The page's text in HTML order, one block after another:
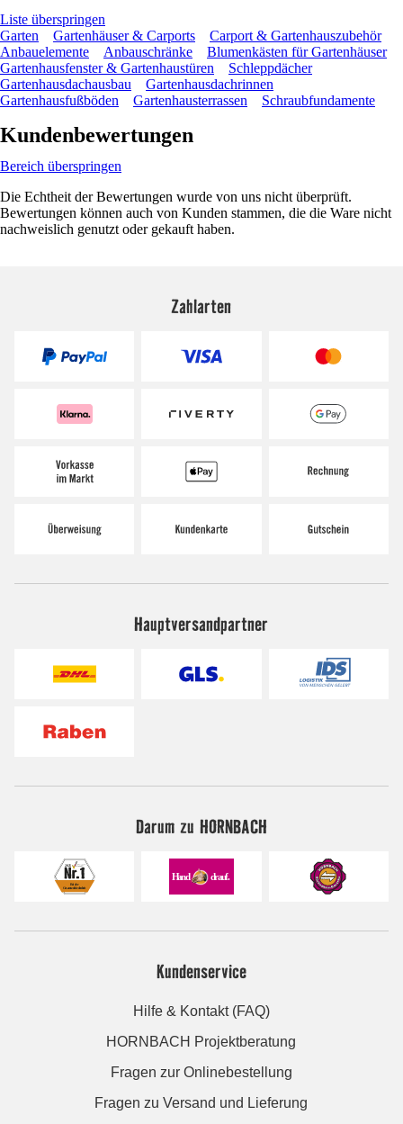
Liste überspringen
Garten
Gartenhäuser & Carports
Carport & Gartenhauszubehör
Anbauelemente
Anbauschränke
Blumenkästen für Gartenhäuser
Gartenhausfenster & Gartenhaustüren
Schleppdächer
Gartenhausdachausbau
Gartenhausdachrinnen
Gartenhausfußböden
Gartenhausterrassen Schraubfundamente
Kundenbewertungen
Bereich überspringen
Die Echtheit der Bewertungen wurde von uns nicht überprüft.
Bewertungen können auch von Kunden stammen, die die Ware nicht
nachweislich genutzt oder gekauft haben.
Zahlarten
Hauptversandpartner
Darum zu HORNBACH
Kundenservice
Hilfe & Kontakt (FAQ)
HORNBACH Projektberatung
Fragen zur Onlinebestellung
Fragen zu Versand und Lieferung